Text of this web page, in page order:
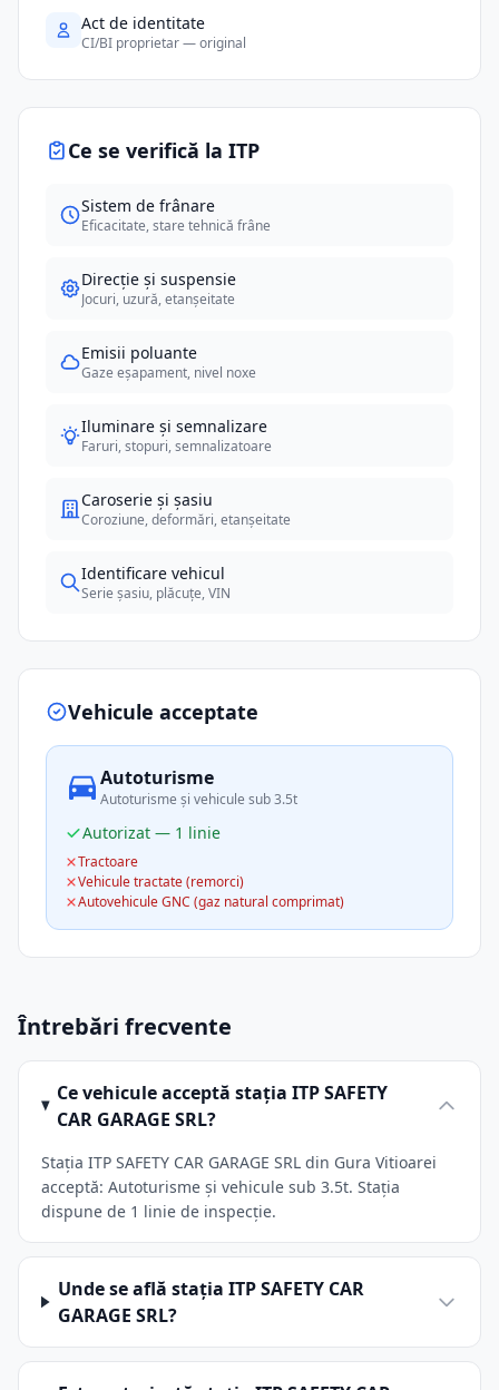
Act de identitate
CI/BI proprietar — original
Ce se verifică la ITP
Sistem de frânare
Eficacitate, stare tehnică frâne
Direcție și suspensie
Jocuri, uzură, etanșeitate
Emisii poluante
Gaze eșapament, nivel noxe
Iluminare și semnalizare
Faruri, stopuri, semnalizatoare
Caroserie și șasiu
Coroziune, deformări, etanșeitate
Identificare vehicul
Serie șasiu, plăcuțe, VIN
Vehicule acceptate
Autoturisme
Autoturisme și vehicule sub 3.5t
Autorizat — 1 linie
Tractoare
Vehicule tractate (remorci)
Autovehicule GNC (gaz natural comprimat)
Întrebări frecvente
Ce vehicule acceptă stația ITP SAFETY
CAR GARAGE SRL?
Stația ITP SAFETY CAR GARAGE SRL din Gura Vitioarei
acceptă: Autoturisme și vehicule sub 3.5t. Stația
dispune de 1 linie de inspecție.
Unde se află stația ITP SAFETY CAR
GARAGE SRL?